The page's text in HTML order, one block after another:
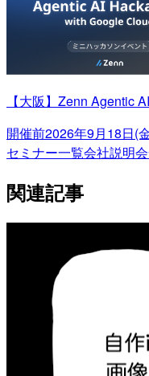
【大阪】Zenn Agentic
開催前2026年9月18日(
セミナー一覧会社説明
関連記事